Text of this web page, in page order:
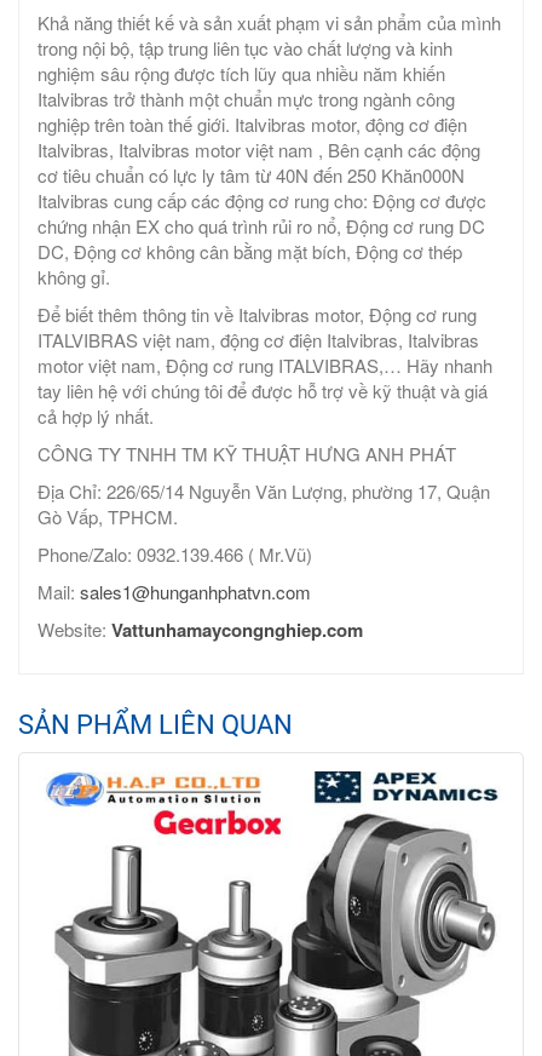
Khả năng thiết kế và sản xuất phạm vi sản phẩm của mình
trong nội bộ, tập trung liên tục vào chất lượng và kinh
nghiệm sâu rộng được tích lũy qua nhiều năm khiến
Italvibras trở thành một chuẩn mực trong ngành công
nghiệp trên toàn thế giới. Italvibras motor, động cơ điện
Italvibras, Italvibras motor việt nam , Bên cạnh các động
cơ tiêu chuẩn có lực ly tâm từ 40N đến 250 Khăn000N
Italvibras cung cấp các động cơ rung cho: Động cơ được
chứng nhận EX cho quá trình rủi ro nổ, Động cơ rung DC
DC, Động cơ không cân bằng mặt bích, Động cơ thép
không gỉ.
Để biết thêm thông tin về Italvibras motor, Động cơ rung
ITALVIBRAS việt nam, động cơ điện Italvibras, Italvibras
motor việt nam, Động cơ rung ITALVIBRAS,… Hãy nhanh
tay liên hệ với chúng tôi để được hỗ trợ về kỹ thuật và giá
cả hợp lý nhất.
CÔNG TY TNHH TM KỸ THUẬT HƯNG ANH PHÁT
Địa Chỉ: 226/65/14 Nguyễn Văn Lượng, phường 17, Quận
Gò Vấp, TPHCM.
Phone/Zalo: 0932.139.466 ( Mr.Vũ)
Mail: sales1@hunganhphatvn.com
Website: Vattunhamaycongnghiep.com
SẢN PHẨM LIÊN QUAN